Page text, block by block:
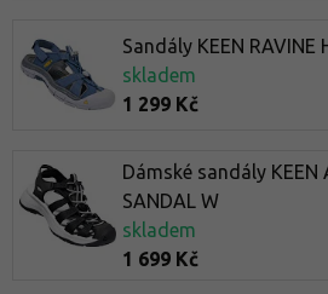
Sandály KEEN RAVINE
skladem
1 299 Kč
Dámské sandály KEEN
SANDAL W
skladem
1 699 Kč